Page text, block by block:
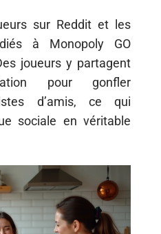
sur Reddit et les
à Monopoly GO
joueurs y partagent
pour gonfler
d’amis, ce qui
sociale en véritable